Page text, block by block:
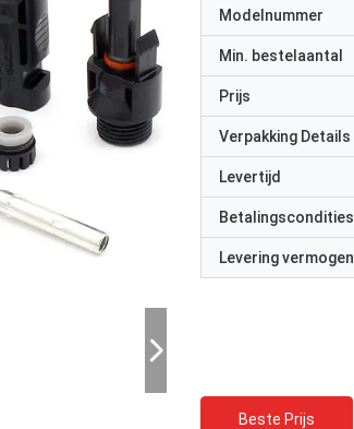
Modelnummer
Min. bestelaantal
Prijs
Verpakking Details
Levertijd
Betalingscondities
Levering vermogen
Beste Prijs